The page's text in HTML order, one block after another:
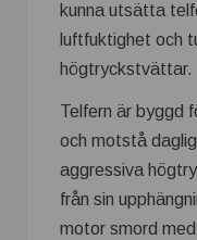
kunna utsätta
luftfuktighet och
högtryckstvättar.
Telfern är byggd
och motstå
aggressiva
från sin
motor smord